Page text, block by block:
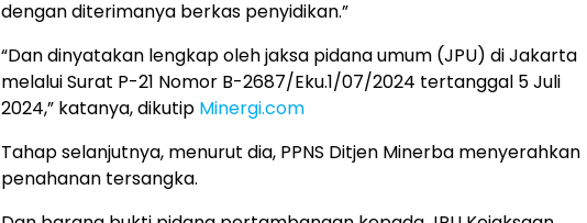
dengan diterimanya berkas penyidikan.”
“Dan dinyatakan lengkap oleh jaksa pidana umum (JPU) di Jakarta
melalui Surat P-21 Nomor B-2687/Eku.1/07/2024 tertanggal 5 Juli
2024,” katanya, dikutip Minergi.com
Tahap selanjutnya, menurut dia, PPNS Ditjen Minerba menyerahkan
penahanan tersangka.